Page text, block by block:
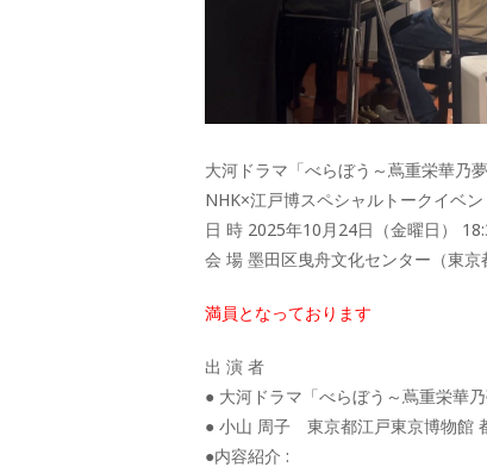
大河ドラマ「べらぼう～蔦重栄華乃
NHK×江戸博スペシャルトークイベ
日 時 2025年10月24日（金曜日）
会 場 墨田区曳舟文化センター（東京
満員となっております
出 演 者
● 大河ドラマ「べらぼう～蔦重栄華
● 小山 周子 東京都江戸東京博物館
●内容紹介 :